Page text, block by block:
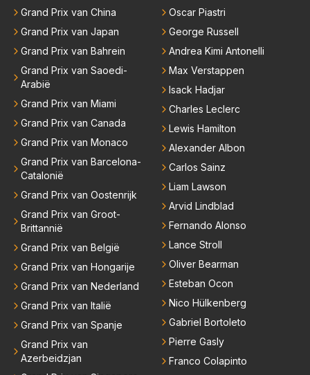
Grand Prix van China
Grand Prix van Japan
Grand Prix van Bahrein
Grand Prix van Saoedi-
Arabië
Grand Prix van Miami
Grand Prix van Canada
Grand Prix van Monaco
Grand Prix van Barcelona-
Catalonië
Grand Prix van Oostenrijk
Grand Prix van Groot-
Brittannië
Grand Prix van België
Grand Prix van Hongarije
Grand Prix van Nederland
Grand Prix van Italië
Grand Prix van Spanje
Grand Prix van
Azerbeidzjan
Oscar Piastri
George Russell
Andrea Kimi Antonelli
Max Verstappen
Isack Hadjar
Charles Leclerc
Lewis Hamilton
Alexander Albon
Carlos Sainz
Liam Lawson
Arvid Lindblad
Fernando Alonso
Lance Stroll
Oliver Bearman
Esteban Ocon
Nico Hülkenberg
Gabriel Bortoleto
Pierre Gasly
Franco Colapinto